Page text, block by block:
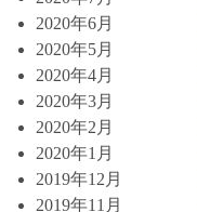
2020年6月
2020年5月
2020年4月
2020年3月
2020年2月
2020年1月
2019年12月
2019年11月